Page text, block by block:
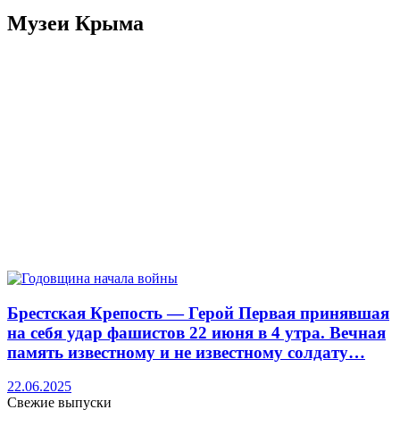
Музеи Крыма
Брестская Крепость — Герой Первая принявшая
на себя удар фашистов 22 июня в 4 утра. Вечная
память известному и не известному солдату…
22.06.2025
Свежие выпуски